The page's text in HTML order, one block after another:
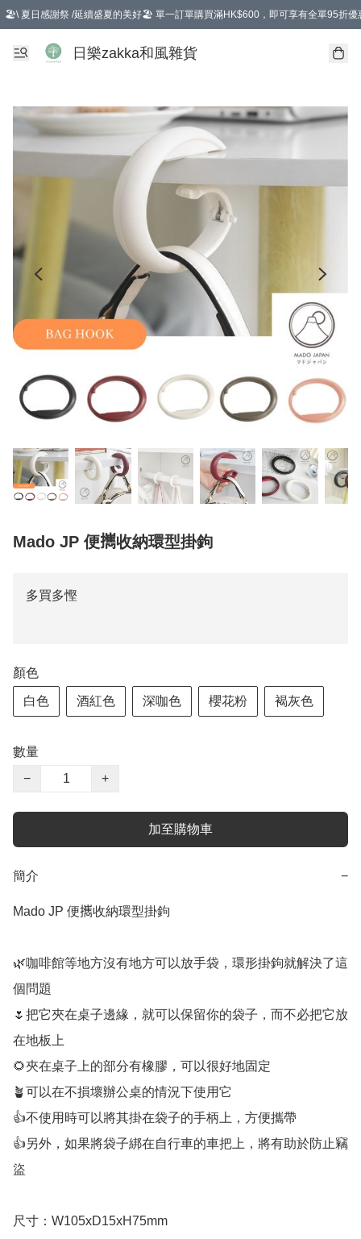
🏖️\ 夏日感謝祭 /延續盛夏的美好🏖️ 單一訂單購買滿HK$600，即可享有全單95折優
選擇GoGoX住宅/工商地址配送，單一訂單消費購物滿HK$680(折扣後），可享有
日樂zakka和風雜貨
Mado JP 便𢹂收納環型掛鉤
多買多慳
顏色
白色 酒紅色 深咖色 櫻花粉 褐灰色
數量
−
+
加至購物車
簡介 −
Mado JP 便𢹂收納環型掛鉤
🌿咖啡館等地方沒有地方可以放手袋，環形掛鉤就解決了這
個問題
🌷把它夾在桌子邊緣，就可以保留你的袋子，而不必把它放
在地板上
🌻夾在桌子上的部分有橡膠，可以很好地固定
🪴可以在不損壞辦公桌的情況下使用它
👍不使用時可以將其掛在袋子的手柄上，方便攜帶
👍另外，如果將袋子綁在自行車的車把上，將有助於防止竊
盜
尺寸：W105xD15xH75mm